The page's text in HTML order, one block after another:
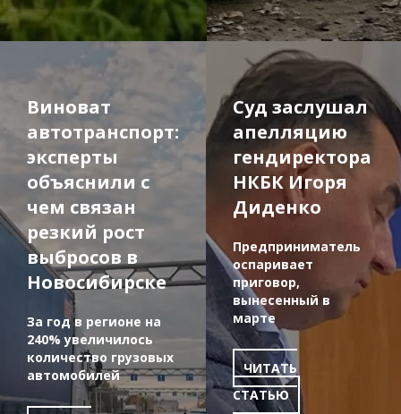
Виноват
автотранспорт:
эксперты
объяснили с
чем связан
резкий рост
выбросов в
Новосибирске
За год в регионе на
240% увеличилось
количество грузовых
автомобилей
Суд заслушал
апелляцию
гендиректора
НКБК Игоря
Диденко
Предприниматель
оспаривает
приговор,
вынесенный в
марте
ЧИТАТЬ
СТАТЬЮ